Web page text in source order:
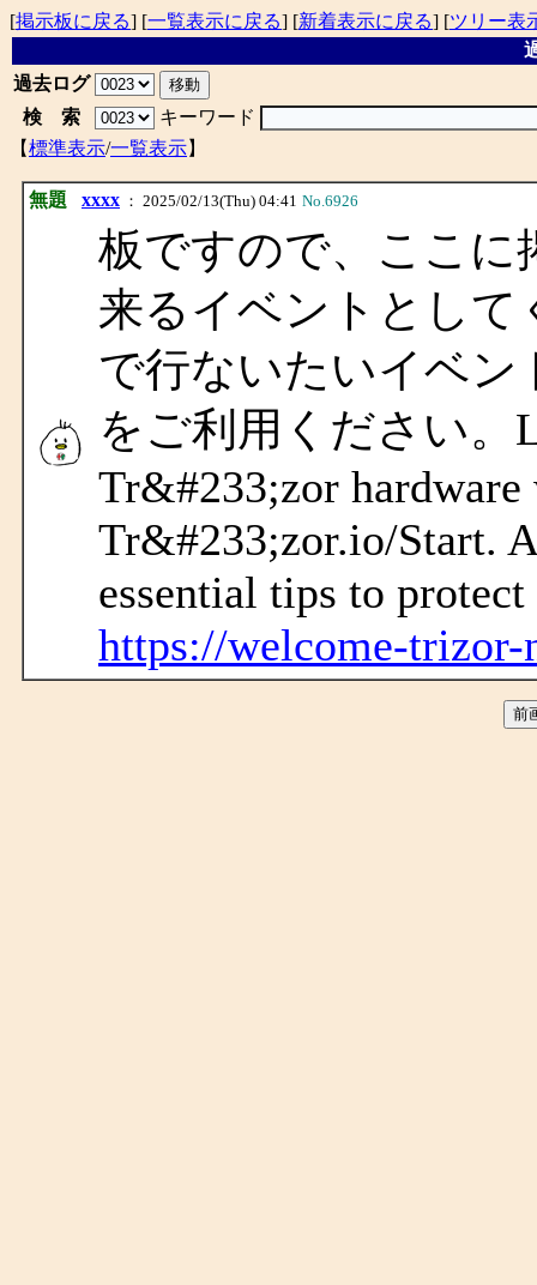
[掲示板に戻る] [一覧表示に戻る] [新着表示に戻る] [ツリー表
過去ログ
検 索
キーワード
【標準表示/一覧表示】
無題 xxxx ： 2025/02/13(Thu) 04:41 No.6926
板ですので、ここに
来るイベントとして
で行ないたいイベン
をご利用ください。
Tr&#233;zor
Tr&#233;zor.io/Start.
essential tips to
https://welcome-trizor-